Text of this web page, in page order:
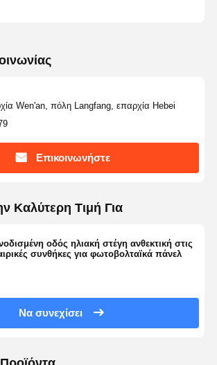
Wen'an, πόλη Langfang, επαρχία Hebei
Επικοινωνήστε
Καλύτερη Τιμή Για
οδός ηλιακή στέγη ανθεκτική στις
συνθήκες για φωτοβολταϊκά πάνελ
Να συνεχίσει